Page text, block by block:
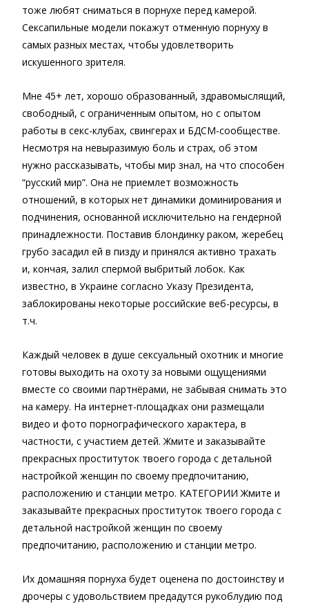
тоже любят сниматься в порнухе перед камерой.
Сексапильные модели покажут отменную порнуху в
самых разных местах, чтобы удовлетворить
искушенного зрителя.
Мне 45+ лет, хорошо образованный, здравомыслящий,
свободный, с ограниченным опытом, но с опытом
работы в секс-клубах, свингерах и БДСМ-сообществе.
Несмотря на невыразимую боль и страх, об этом
нужно рассказывать, чтобы мир знал, на что способен
“русский мир”. Она не приемлет возможность
отношений, в которых нет динамики доминирования и
подчинения, основанной исключительно на гендерной
принадлежности. Поставив блондинку раком, жеребец
грубо засадил ей в пизду и принялся активно трахать
и, кончая, залил спермой выбритый лобок. Как
известно, в Украине согласно Указу Президента,
заблокированы некоторые российские веб-ресурсы, в
т.ч.
Каждый человек в душе сексуальный охотник и многие
готовы выходить на охоту за новыми ощущениями
вместе со своими партнёрами, не забывая снимать это
на камеру. На интернет-площадках они размещали
видео и фото порнографического характера, в
частности, с участием детей. Жмите и заказывайте
прекрасных проституток твоего города с детальной
настройкой женщин по своему предпочитанию,
расположению и станции метро. КАТЕГОРИИ Жмите и
заказывайте прекрасных проституток твоего города с
детальной настройкой женщин по своему
предпочитанию, расположению и станции метро.
Их домашняя порнуха будет оценена по достоинству и
дрочеры с удовольствием предадутся рукоблудию под